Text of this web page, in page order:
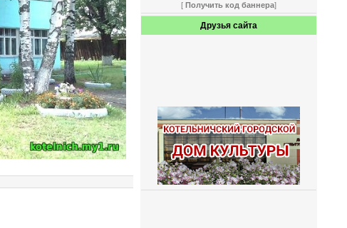
[ Получить код баннера]
Друзья сайта